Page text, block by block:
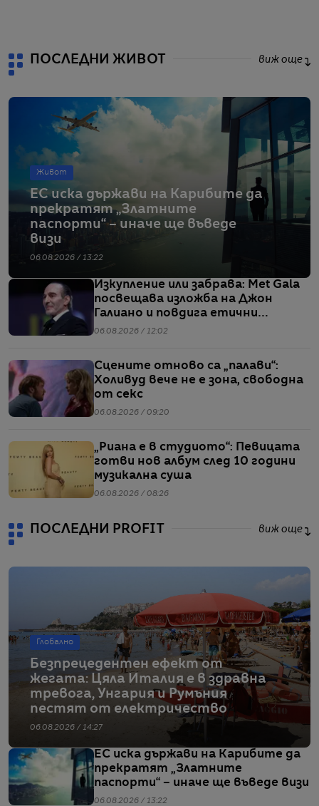
ПОСЛЕДНИ ЖИВОТ виж още
Живот
ЕС иска държави на Карибите да
прекратят „Златните
паспорти“ – иначе ще въведе
визи
06.08.2026 / 13:22
Изкупление или забрава: Met Gala
посвещава изложба на Джон
Галиано и повдига етични
въпроси
06.08.2026 / 12:02
Сцените отново са „палави“:
Холивуд вече не е зона, свободна
от секс
06.08.2026 / 09:20
„Риана е в студиото“: Певицата
готви нов албум след 10 години
музикална суша
06.08.2026 / 08:26
ПОСЛЕДНИ PROFIT виж още
Глобално
Безпрецедентен ефект от
жегата: Цяла Италия е в здравна
тревога, Унгария и Румъния
пестят от електричество
06.08.2026 / 14:27
ЕС иска държави на Карибите да
прекратят „Златните
паспорти“ – иначе ще въведе визи
06.08.2026 / 13:22